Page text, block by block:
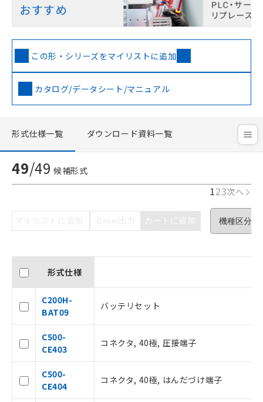
この形・シリーズをマイリストに追加
カタログ/データシート/マニュアル
形式仕様一覧 ダウンロード資料一覧
49/49 候補形式
123次へ
マイリストに追加 Excel出力 カートに追加
形式仕様
C200H-
BAT09
バッテリセット
C500-
CE403
コネクタ, 40極, 圧接端子
C500-
CE404
コネクタ, 40極, はんだづけ端子